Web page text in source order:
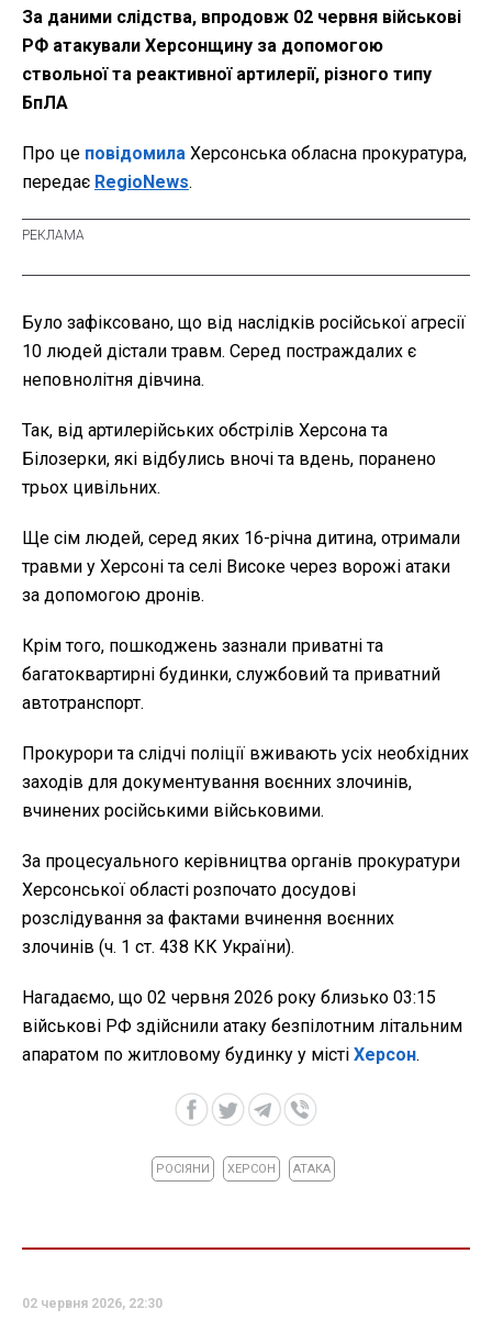
За даними слідства, впродовж 02 червня військові
РФ атакували Херсонщину за допомогою
ствольної та реактивної артилерії, різного типу
БпЛА
Про це повідомила Херсонська обласна прокуратура,
передає RegioNews.
Було зафіксовано, що від наслідків російської агресії
10 людей дістали травм. Серед постраждалих є
неповнолітня дівчина.
Так, від артилерійських обстрілів Херсона та
Білозерки, які відбулись вночі та вдень, поранено
трьох цивільних.
Ще сім людей, серед яких 16-річна дитина, отримали
травми у Херсоні та селі Високе через ворожі атаки
за допомогою дронів.
Крім того, пошкоджень зазнали приватні та
багатоквартирні будинки, службовий та приватний
автотранспорт.
Прокурори та слідчі поліції вживають усіх необхідних
заходів для документування воєнних злочинів,
вчинених російськими військовими.
За процесуального керівництва органів прокуратури
Херсонської області розпочато досудові
розслідування за фактами вчинення воєнних
злочинів (ч. 1 ст. 438 КК України).
Нагадаємо, що 02 червня 2026 року близько 03:15
військові РФ здійснили атаку безпілотним літальним
апаратом по житловому будинку у місті Херсон.
РОСІЯНИ ХЕРСОН АТАКА
02 червня 2026, 22:30